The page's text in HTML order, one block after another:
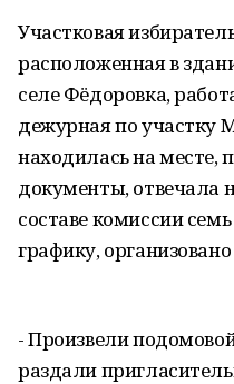
Участковая
расположенная в
селе Фёдоровка,
дежурная по участку
находилась на месте,
документы, отвечала
составе комиссии
графику,
- Произвели
раздали